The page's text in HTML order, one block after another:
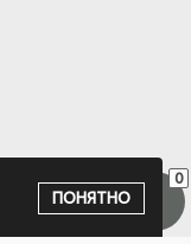
0
ПОНЯТНО